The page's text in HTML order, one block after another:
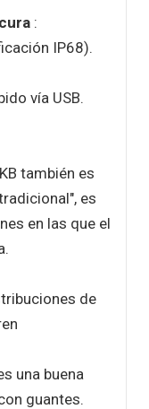
:
IP68).
vía USB.
también es
es
en las que el
de
una buena
guantes.